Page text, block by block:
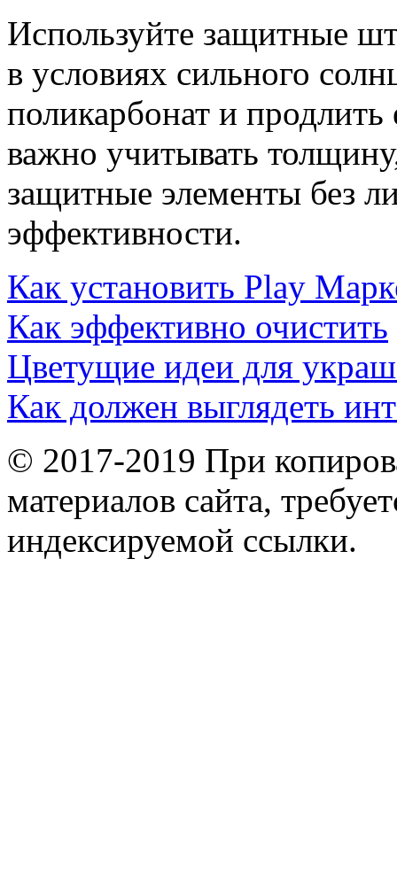
Используйте защитные
в условиях сильного
поликарбонат и
важно учитывать
защитные элементы без
эффективности.
Как установить Play
Как эффективно очистить
Цветущие идеи для
Как должен выглядеть
© 2017-2019 При
материалов сайта,
индексируемой ссылки.